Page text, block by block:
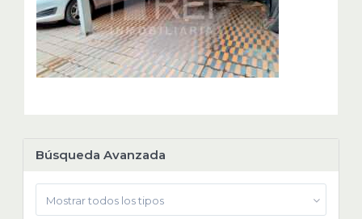
Búsqueda Avanzada
Mostrar todos los tipos